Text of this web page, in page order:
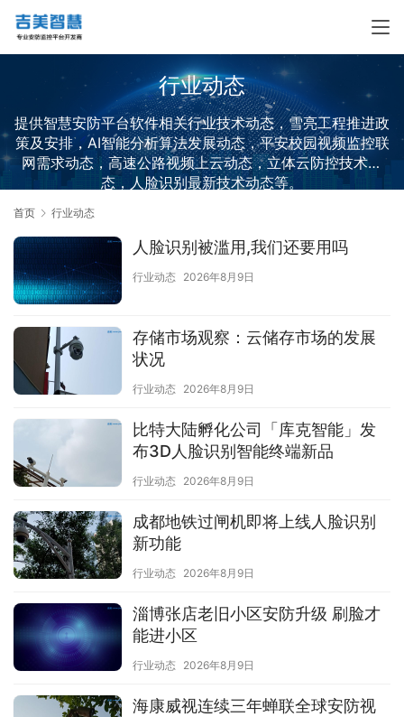
行业动态
提供智慧安防平台软件相关行业技术动态，雪亮工程推进政
策及安排，AI智能分析算法发展动态，平安校园视频监控联
网需求动态，高速公路视频上云动态，立体云防控技术动
态，人脸识别最新技术动态等。
首页 行业动态
人脸识别被滥用,我们还要用吗
行业动态 2026年8月9日
存储市场观察：云储存市场的发展
状况
行业动态 2026年8月9日
比特大陆孵化公司「库克智能」发
布3D人脸识别智能终端新品
行业动态 2026年8月9日
成都地铁过闸机即将上线人脸识别
新功能
行业动态 2026年8月9日
淄博张店老旧小区安防升级 刷脸才
能进小区
行业动态 2026年8月9日
海康威视连续三年蝉联全球安防视